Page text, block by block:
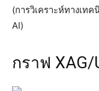
(การวิเคราะห์ทางเท
AI)
กราฟ XAG/